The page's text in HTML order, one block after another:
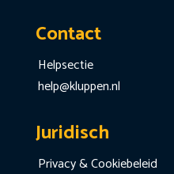
Contact
Helpsectie
help@kluppen.nl
Juridisch
Privacy & Cookiebeleid